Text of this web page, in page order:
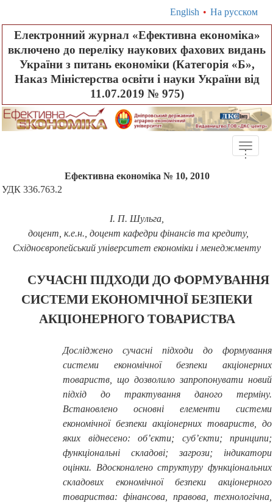
English • На русском
Електронний журнал «Ефективна економіка»
включено до переліку наукових фахових видань
України з питань економіки (Категорія «Б»,
Наказ Міністерства освіти і науки України від
11.07.2019 № 975)
Toggle
...
Ефективна економіка № 10, 2010
УДК 336.763.2
І. П. Шульга,
доцент, к.е.н., доцент кафедри фінансів та кредиту,
Східноєвропейський університет економіки і менеджменту
СУЧАСНІ ПІДХОДИ ДО ФОРМУВАННЯ
СИСТЕМИ ЕКОНОМІЧНОЇ БЕЗПЕКИ
АКЦІОНЕРНОГО ТОВАРИСТВА
Досліджено сучасні підходи до формування
системи економічної безпеки акціонерних
товариств, що дозволило запропонувати новий
підхід до трактування даного терміну.
Встановлено основні елементи системи
економічної безпеки акціонерних товариств, до
яких віднесено:
об’єкти; суб’єкти; принципи;
функціональні складові; загрози; індикатори
оцінки. Вдосконаленоструктуру функціональних
складових економічної безпеки акціонерного
товариства: фінансова, правова, технологічна,